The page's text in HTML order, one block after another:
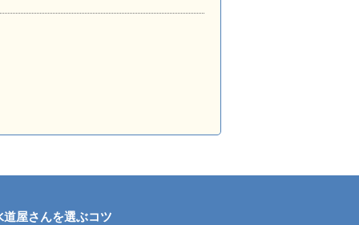
道屋さんを選ぶコツ